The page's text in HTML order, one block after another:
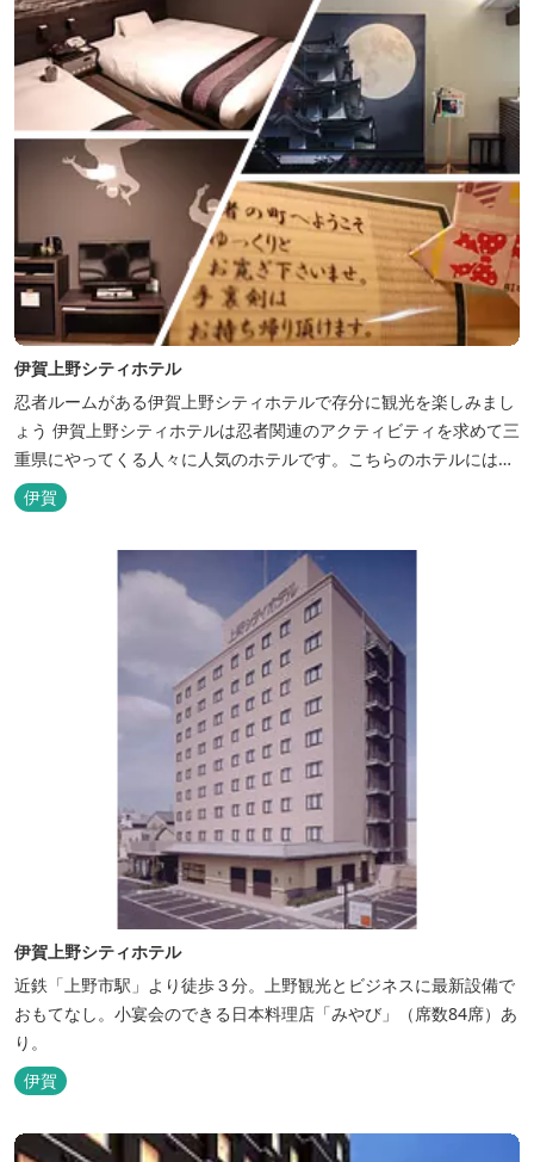
伊賀上野シティホテル
忍者ルームがある伊賀上野シティホテルで存分に観光を楽しみまし
ょう 伊賀上野シティホテルは忍者関連のアクティビティを求めて三
重県にやってくる人々に人気のホテルです。こちらのホテルには、
忍者の内装が施された部屋がいくつかあります。壁紙からトイレッ
トペーパーに至るまで、忍者に関連したデザインモチーフがあしら
われています。 伊賀上野城や伊賀流忍者博物館から徒歩わずか10
分の位置にあるこのホテ...
伊賀
伊賀上野シティホテル
近鉄「上野市駅」より徒歩３分。上野観光とビジネスに最新設備で
おもてなし。小宴会のできる日本料理店「みやび」（席数84席）あ
り。
伊賀